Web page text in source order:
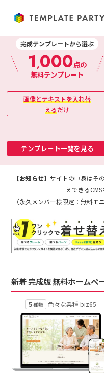
完成テンプレートから選ぶ
1,000点の
無料テンプレート
画像とテキストを入れ替
えるだけ
テンプレート一覧を見る
【お知らせ】 サイトの中身はそ
えできる
（永久メンバー様限定：無料
新着 完成版 無料ホームペ
5種類 色々な業種 biz65